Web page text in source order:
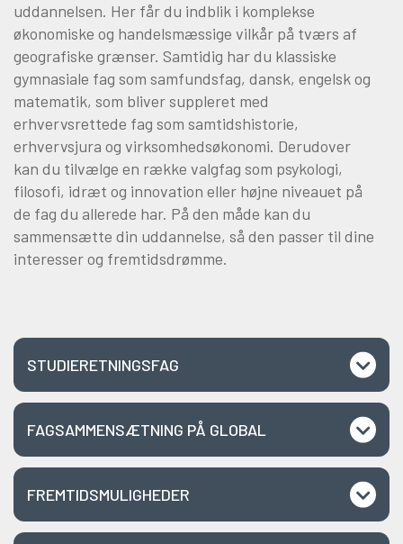
Kvalitet
Brochurereol
Oplæsning af tekst
uddannelsen. Her får du indblik i komplekse
økonomiske og handelsmæssige vilkår på tværs af
geografiske grænser. Samtidig har du klassiske
gymnasiale fag som samfundsfag, dansk, engelsk og
matematik, som bliver suppleret med
erhvervsrettede fag som samtidshistorie,
erhvervsjura og virksomhedsøkonomi. Derudover
kan du tilvælge en række valgfag som psykologi,
filosofi, idræt og innovation eller højne niveauet på
de fag du allerede har. På den måde kan du
sammensætte din uddannelse, så den passer til dine
interesser og fremtidsdrømme.
STUDIERETNINGSFAG
FAGSAMMENSÆTNING PÅ GLOBAL
FREMTIDSMULIGHEDER